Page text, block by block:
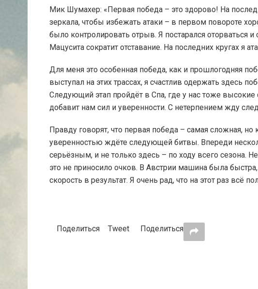
Мик Шумахер: «Первая победа – это здорово! На
зеркала, чтобы избежать атаки – в первом повороте
было контролировать отрыв. Я постарался оторваться
Мацусита сократит отставание. На последних кругах я
Для меня это особенная победа, как и прошлогодняя
выступал на этих трассах, я счастлив одержать здесь
Следующий этап пройдёт в Спа, где у нас тоже
добавит нам сил и уверенности. С нетерпением жду
Правду говорят, что первая победа – самая сложная,
уверенностью ждёте следующей битвы. Впереди
серьёзным, и не только здесь – по ходу всего сезона.
это не приносило очков. В Австрии машина была
скорость в результат. Я очень рад, что на этот раз всё
Поделиться Tweet Поделиться